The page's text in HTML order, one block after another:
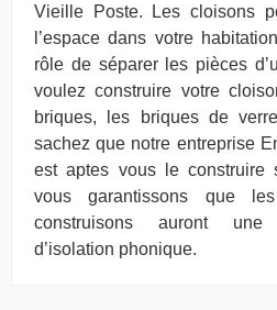
Vieille Poste. Les cloisons
l’espace dans votre
rôle de séparer les pièces
voulez construire votre
briques, les briques de
sachez que notre entreprise
est aptes vous le construire
vous garantissons que
construisons auront une
d’isolation phonique.